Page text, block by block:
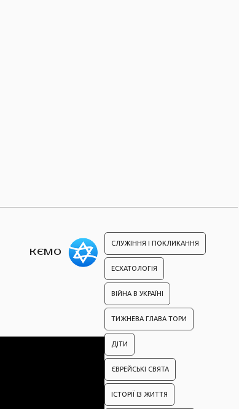
КЄМО
СЛУЖІННЯ І ПОКЛИКАННЯ
ЕСХАТОЛОГІЯ
ВІЙНА В УКРАЇНІ
ТИЖНЕВА ГЛАВА ТОРИ
ДІТИ
ЄВРЕЙСЬКІ СВЯТА
ІСТОРІЇ ІЗ ЖИТТЯ